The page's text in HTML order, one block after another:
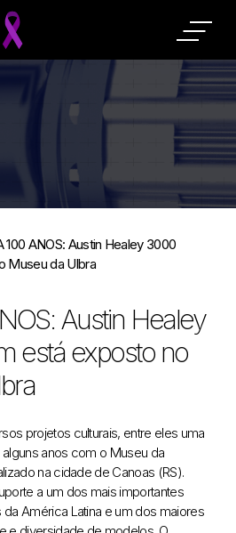
100 ANOS: Austin Healey 3000
Museu da Ulbra
Austin Healey
está exposto no
projetos culturais, entre eles uma
anos com o Museu da
na cidade de Canoas (RS).
a um dos mais importantes
América Latina e um dos maiores